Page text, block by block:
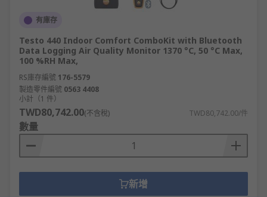
有庫存
Testo 440 Indoor Comfort ComboKit with Bluetooth
Data Logging Air Quality Monitor 1370 °C, 50 °C Max,
100 %RH Max,
RS庫存編號 176-5579
製造零件編號 0563 4408
小計（1 件）
TWD80,742.00(不含稅) TWD80,742.00/件
數量
新增